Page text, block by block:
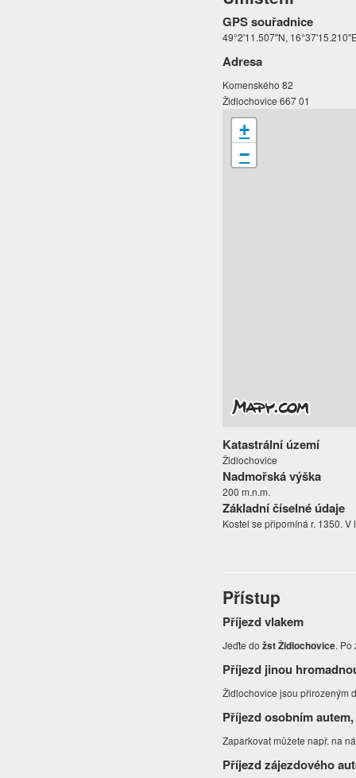
GPS souřadnice
49°2'11.507"N,
Adresa
Komenského 82
Židlochovice 667 01
+
−
Katastrální území
Židlochovice
Nadmořská výška
200 m.n.m.
Základní číselné údaje
Kostel se připomíná r. 1350.
Přístup
Příjezd vlakem
Jeďte dožst Židlochovice. Po
Příjezd jinou
Židlochovice jsou přirozeným
Příjezd osobním
Zaparkovat můžete např. na
Příjezd zájezdového